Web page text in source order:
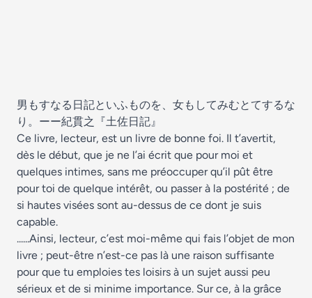
男もすなる日記といふものを、女もしてみむとてするな
り。ーー紀貫之『土佐日記』
Ce livre, lecteur, est un livre de bonne foi. Il t’avertit,
dès le début, que je ne l’ai écrit que pour moi et
quelques intimes, sans me préoccuper qu’il pût être
pour toi de quelque intérêt, ou passer à la postérité ; de
si hautes visées sont au-dessus de ce dont je suis
capable.
......Ainsi, lecteur, c’est moi-même qui fais l’objet de mon
livre ; peut-être n’est-ce pas là une raison suffisante
pour que tu emploies tes loisirs à un sujet aussi peu
sérieux et de si minime importance. Sur ce, à la grâce